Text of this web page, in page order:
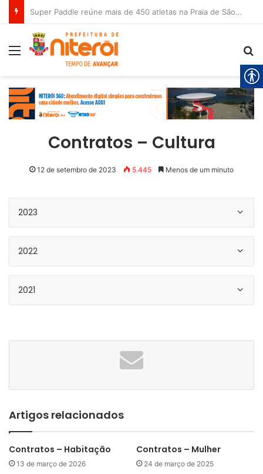
Super Paddle reúne mais de 450 atletas na Praia de São Francisco neste sábado (8)
Menu
Contratos – Cultura
12 de setembro de 2023 5.445 Menos de um minuto
2023
2022
2021
Artigos relacionados
Contratos – Habitação
13 de março de 2026
Contratos – Mulher
24 de março de 2025